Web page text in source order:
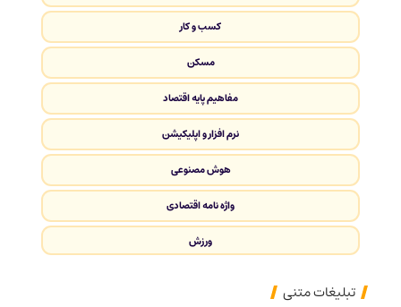
کسب و کار
مسکن
مفاهیم پایه اقتصاد
نرم افزار و اپلیکیشن
هوش مصنوعی
واژه نامه اقتصادی
ورزش
تبلیغات متنی